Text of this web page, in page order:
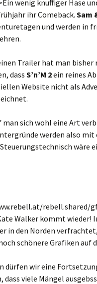
wenig knuffiger Hase
ihr Comeback. Sam
und werden in
Trailer hat man
dassS’n’M 2ein reines
Website nicht als
man sich wohl eine Art
werden also
wäre
rebell.shared/
Walker kommt wieder!
in den Norden
schönere Grafiken auf
dürfen wir eine
dass viele Mängel